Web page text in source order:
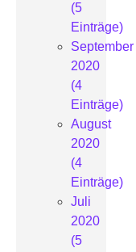
(5
Einträge)
September
2020
(4
Einträge)
August
2020
(4
Einträge)
Juli
2020
(5